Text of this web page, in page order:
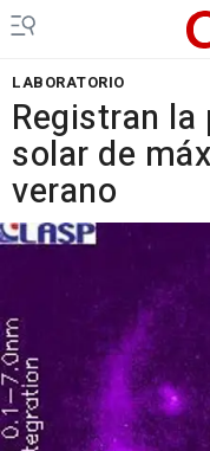
LABORATORIO
Registran
solar de
verano